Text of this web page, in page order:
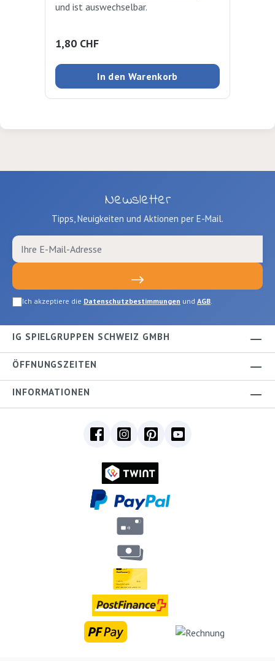
und ist auswechselbar.
Regulärer Preis:
1,80 CHF
In den Warenkorb
Newsletter
Tipps, Neuigkeiten und Aktionen per E-Mail.
Ich akzeptiere die Datenschutzbestimmungen und AGB.
IG SPIELGRUPPEN SCHWEIZ GMBH
ÖFFNUNGSZEITEN
INFORMATIONEN